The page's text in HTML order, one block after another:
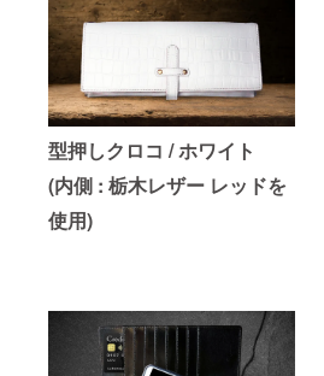
型押しクロコ / ホワイト
(内側 : 栃木レザー レッドを
使用)